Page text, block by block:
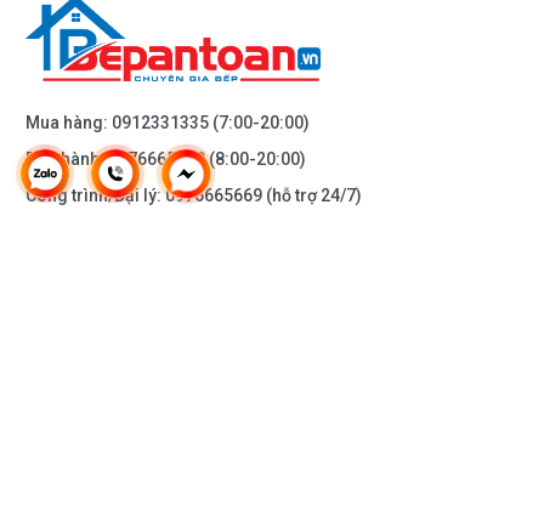
Mua hàng: 0912331335 (7:00-20:00)
Bảo hành:0976665669(8:00-20:00)
Công trình/Đại lý:0976665669 (hỗ trợ 24/7)